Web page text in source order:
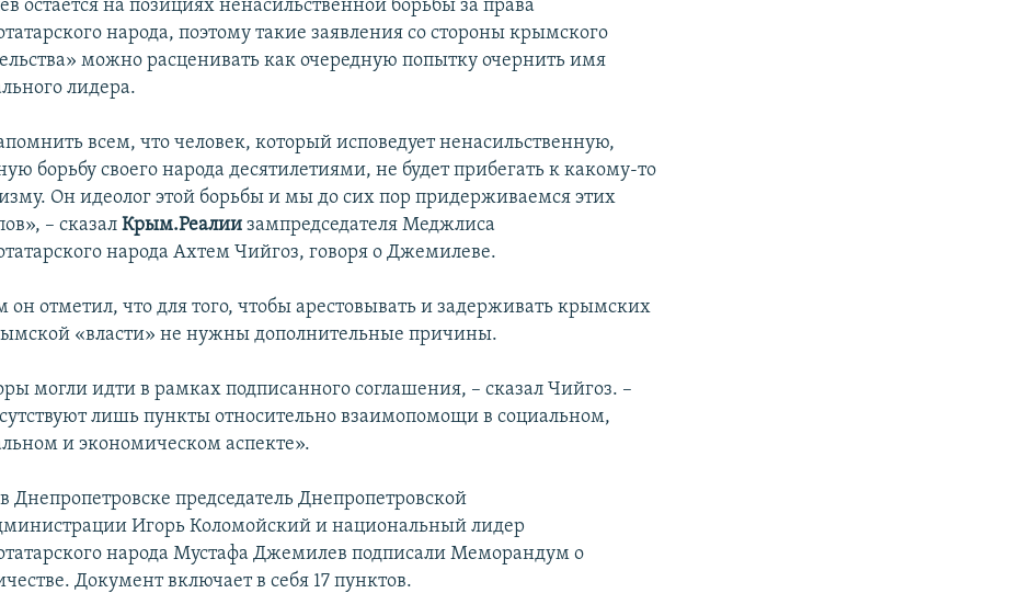
остается на позициях ненасильственной борьбы за права
народа, поэтому такие заявления со стороны крымского
можно расценивать как очередную попытку очернить имя
лидера.
всем, что человек, который исповедует ненасильственную,
борьбу своего народа десятилетиями, не будет прибегать к какому-то
Он идеолог этой борьбы и мы до сих пор придерживаемся этих
– сказалКрым.Реалиизампредседателя Меджлиса
народа Ахтем Чийгоз, говоря о Джемилеве.
он отметил, что для того, чтобы арестовывать и задерживать крымских
«власти» не нужны дополнительные причины.
могли идти в рамках подписанного соглашения, – сказал Чийгоз. –
лишь пункты относительно взаимопомощи в социальном,
и экономическом аспекте».
Днепропетровске председатель Днепропетровской
Игорь Коломойский и национальный лидер
народа Мустафа Джемилев подписали Меморандум о
Документ включает в себя 17 пунктов.